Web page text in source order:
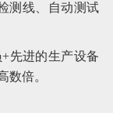
测线、自动测试
先进的生产设备
数倍。